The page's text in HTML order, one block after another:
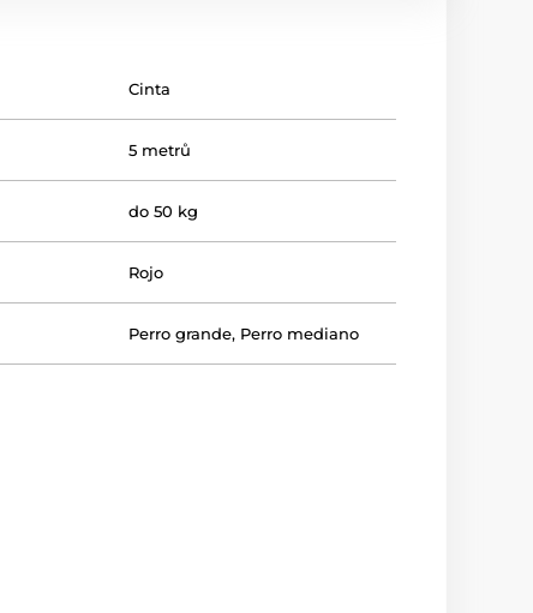
Cinta
5 metrů
do 50 kg
Rojo
Perro grande, Perro mediano